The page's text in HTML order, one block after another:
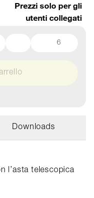
Prezzi solo per gli
utenti collegati
6
Downloads
l’asta telescopica